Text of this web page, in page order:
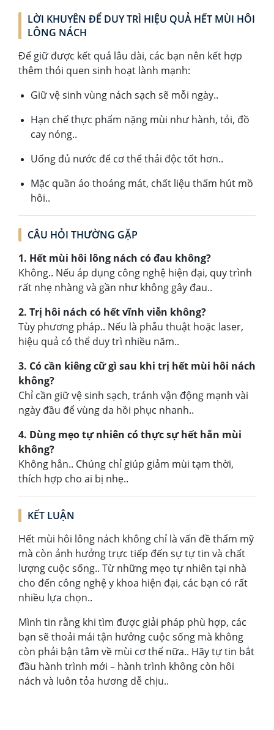
LỜI KHUYÊN ĐỂ DUY TRÌ HIỆU QUẢ HẾT MÙI HÔI
LÔNG NÁCH
Để giữ được kết quả lâu dài, các bạn nên kết hợp
thêm thói quen sinh hoạt lành mạnh:
Giữ vệ sinh vùng nách sạch sẽ mỗi ngày..
Hạn chế thực phẩm nặng mùi như hành, tỏi, đồ
cay nóng..
Uống đủ nước để cơ thể thải độc tốt hơn..
Mặc quần áo thoáng mát, chất liệu thấm hút mồ
hôi..
CÂU HỎI THƯỜNG GẶP
1. Hết mùi hôi lông nách có đau không?
Không.. Nếu áp dụng công nghệ hiện đại, quy trình
rất nhẹ nhàng và gần như không gây đau..
2. Trị hôi nách có hết vĩnh viễn không?
Tùy phương pháp.. Nếu là phẫu thuật hoặc laser,
hiệu quả có thể duy trì nhiều năm..
3. Có cần kiêng cữ gì sau khi trị hết mùi hôi nách
không?
Chỉ cần giữ vệ sinh sạch, tránh vận động mạnh vài
ngày đầu để vùng da hồi phục nhanh..
4. Dùng mẹo tự nhiên có thực sự hết hẳn mùi
không?
Không hẳn.. Chúng chỉ giúp giảm mùi tạm thời,
thích hợp cho ai bị nhẹ..
KẾT LUẬN
Hết mùi hôi lông nách không chỉ là vấn đề thẩm mỹ
mà còn ảnh hưởng trực tiếp đến sự tự tin và chất
lượng cuộc sống.. Từ những mẹo tự nhiên tại nhà
cho đến công nghệ y khoa hiện đại, các bạn có rất
nhiều lựa chọn..
Mình tin rằng khi tìm được giải pháp phù hợp, các
bạn sẽ thoải mái tận hưởng cuộc sống mà không
còn phải bận tâm về mùi cơ thể nữa.. Hãy tự tin bắt
đầu hành trình mới – hành trình không còn hôi
nách và luôn tỏa hương dễ chịu..